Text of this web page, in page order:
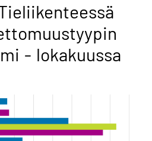
- lokakuussa